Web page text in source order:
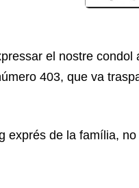
el nostre
403, que va
exprés de la família,